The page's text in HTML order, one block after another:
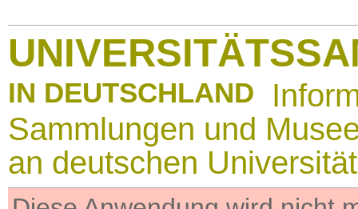
IN DEUTSCHLAND
Sammlungen und
an deutschen